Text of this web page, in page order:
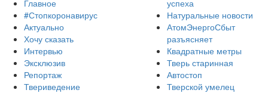
Главное
#Стопкоронавирус
Актуально
Хочу сказать
Интервью
Эксклюзив
Репортаж
Твериведение
успеха
Натуральные новости
АтомЭнергоСбыт
разъясняет
Квадратные метры
Тверь старинная
Автостоп
Тверской умелец